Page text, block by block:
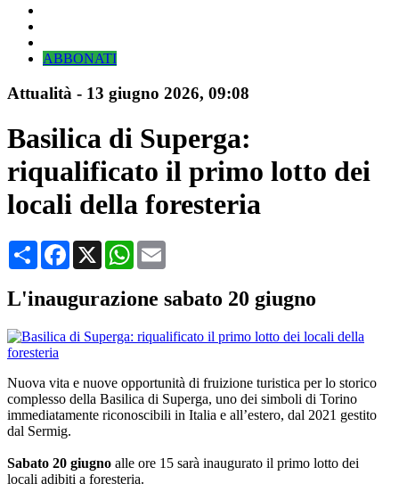
ABBONATI
Attualità - 13 giugno 2026, 09:08
Basilica di Superga:
riqualificato il primo lotto dei
locali della foresteria
CondividiFacebook
X WhatsApp
L'inaugurazione sabato 20 giugno
Nuova vita e nuove opportunità di fruizione turistica per lo storico
complesso della Basilica di Superga, uno dei simboli di Torino
immediatamente riconoscibili in Italia e all’estero, dal 2021 gestito
dal Sermig.
Sabato 20 giugno alle ore 15 sarà inaugurato il primo lotto dei
locali adibiti a foresteria.